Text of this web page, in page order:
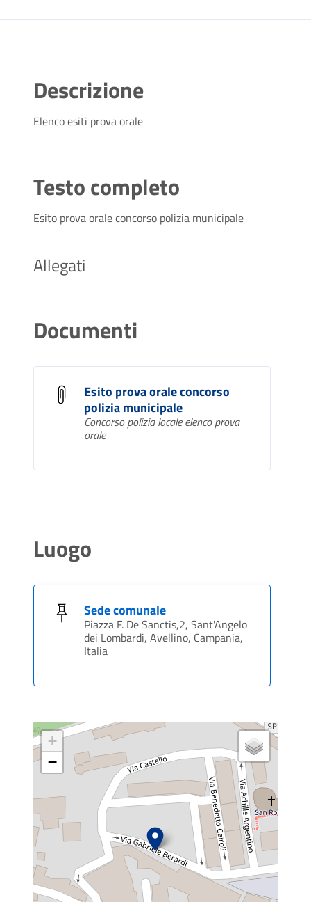
Descrizione
Elenco esiti prova orale
Testo completo
Esito prova orale concorso polizia municipale
Allegati
Documenti
Esito prova orale concorso
polizia municipale
Concorso polizia locale elenco prova
orale
Luogo
Sede comunale
Piazza F. De Sanctis,2, Sant'Angelo
dei Lombardi, Avellino, Campania,
Italia
+
−